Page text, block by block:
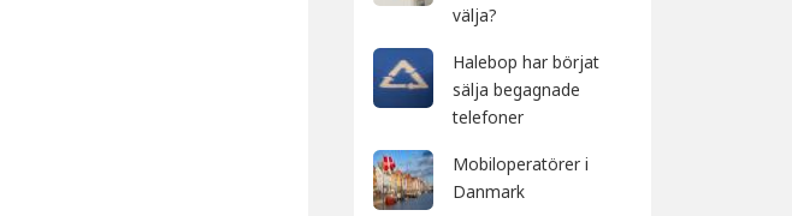
välja?
Halebop har börjat
sälja begagnade
telefoner
Mobiloperatörer i
Danmark